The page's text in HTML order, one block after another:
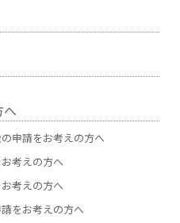
申請をお考えの方へ
考えの方へ
考えの方へ
をお考えの方へ